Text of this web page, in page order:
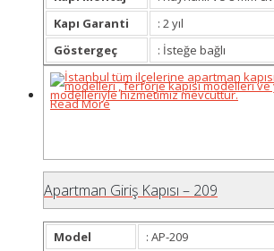
Kapı Garanti
: 2 yıl
Göstergeç
: İsteğe bağlı
Read More
Apartman Giriş Kapısı – 209
Model
: AP-209